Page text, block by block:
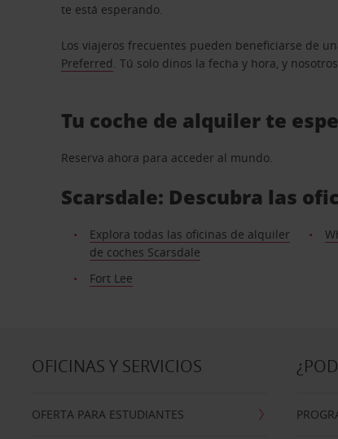
te está esperando.
Los viajeros frecuentes pueden beneficiarse de
Preferred. Tú solo dinos la fecha y hora, y
Tu coche de alquiler te
Reserva ahora para acceder al mundo.
Scarsdale: Descubra las
Explora todas las oficinas de alquiler
de coches Scarsdale
Fort Lee
OFICINAS Y SERVICIOS
OFERTA PARA ESTUDIANTES